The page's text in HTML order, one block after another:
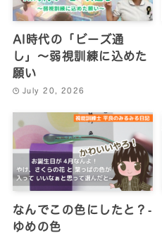
AI時代の「ビーズ通
し」〜弱視訓練に込めた
願い
July 20, 2026
なんでこの色にしたと？‐
ゆめの色